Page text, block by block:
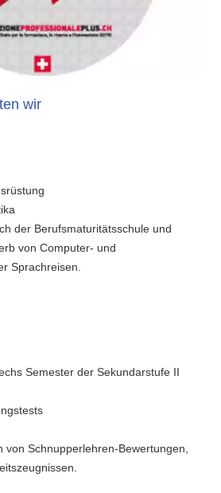
wir
der Berufsmaturitätsschule und
von Computer- und
Sprachreisen.
Semester der Sekundarstufe II
von Schnupperlehren-Bewertungen,